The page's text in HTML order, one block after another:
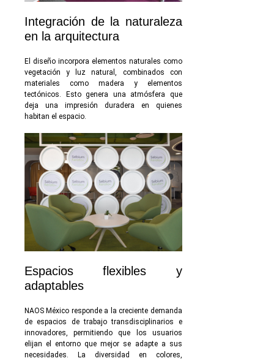
Integración de la naturaleza
en la arquitectura
El diseño incorpora elementos naturales como
vegetación y luz natural, combinados con
materiales como madera y elementos
tectónicos. Esto genera una atmósfera que
deja una impresión duradera en quienes
habitan el espacio.
Espacios flexibles y
adaptables
NAOS México responde a la creciente demanda
de espacios de trabajo transdisciplinarios e
innovadores, permitiendo que los usuarios
elijan el entorno que mejor se adapte a sus
necesidades. La diversidad en colores,